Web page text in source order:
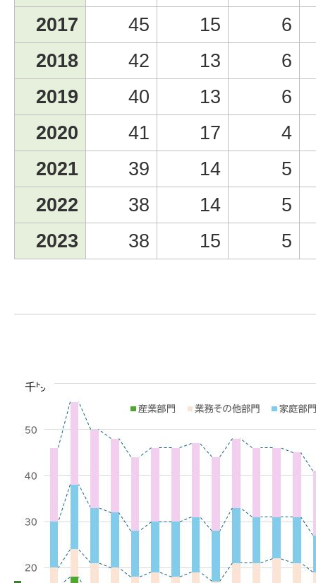
2017
45 15
6
2018
42 13
6
2019
40 13
6
2020
41 17
4
2021
39 14
5
2022
38 14
5
2023
38 15 5